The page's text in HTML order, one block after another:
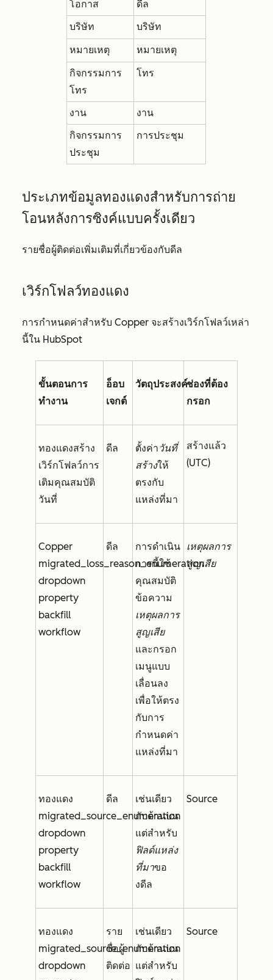
โอกาส
ดีล
บริษัท
บริษัท
หมายเหตุ
หมายเหตุ
กิจกรรมการ
โทร
โทร
งาน
งาน
กิจกรรมการ
ประชุม
การประชุม
ประเภทข้อมูลทองแดงสำหรับการถ่าย
โอนหลังการซิงค์แบบครั้งเดียว
รายชื่อผู้ติดต่อเพิ่มเติมที่เกี่ยวข้องกับดีล
เวิร์กโฟลว์ทองแดง
การกำหนดค่าสำหรับ Copper จะสร้างเวิร์กโฟลว์เหล่า
นี้ใน HubSpot
ขั้นตอนการ
ทำงาน
อ็อบ
เจกต์
วัตถุประสงค์ช่องที่ต้อง
กรอก
ทองแดงสร้าง
เวิร์กโฟลว์การ
เติมคุณสมบัติ
วันที่
ดีล ตั้งค่าวันที่
สร้างให้
ตรงกับ
แหล่งที่มา
สร้างแล้ว
(UTC)
Copper
migrated_loss_reason_enumeration
dropdown
property
backfill
workflow
ดีล
การดำเนิน
การนี้ใช้
คุณสมบัติ
ข้อความ
เหตุผลการ
สูญเสีย
และกรอก
เมนูแบบ
เลื่อนลง
เพื่อให้ตรง
กับการ
กำหนดค่า
แหล่งที่มา
เหตุผลการ
สูญเสีย
ทองแดง
migrated_source_enumeration
dropdown
property
backfill
workflow
ดีล
เช่นเดียว
กับด้านบน
แต่สำหรับ
ฟิลด์แหล่ง
ที่มาขอ
งดีล
Source
ทองแดง
migrated_source_enumeration
dropdown
ราย
ชื่อผู้
ติดต่อ
เช่นเดียว
กับด้านบน
แต่สำหรับ
Source